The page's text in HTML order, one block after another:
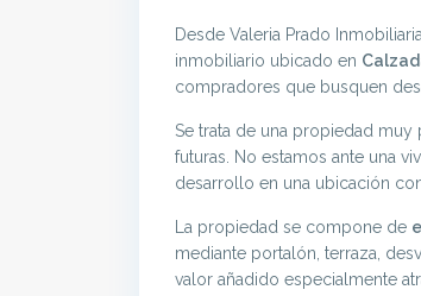
Desde Valeria Prado
inmobiliario ubicado en
compradores que busquen
Se trata de una propiedad
futuras. No estamos ante una
desarrollo en una ubicación
La propiedad se compone de
mediante portalón, terraza,
valor añadido especialmente